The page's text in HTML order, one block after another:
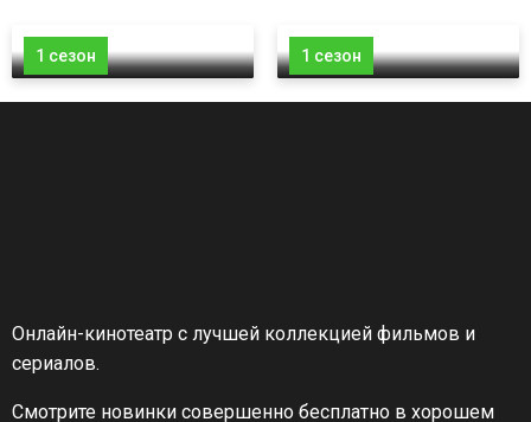
1 сезон 1 сезон
качестве. Если у вас возникли вопросы, идеи или
предложения, мы всегда открыты для общения.
Напишите нам на sokolovm9@mail.ru